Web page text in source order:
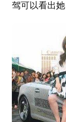
驾可以看出她